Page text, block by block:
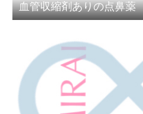
血管収縮剤ありの点鼻薬